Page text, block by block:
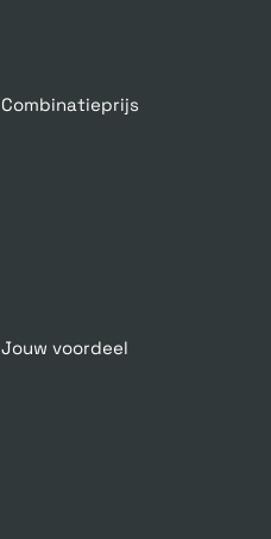
Combinatieprijs
Jouw voordeel